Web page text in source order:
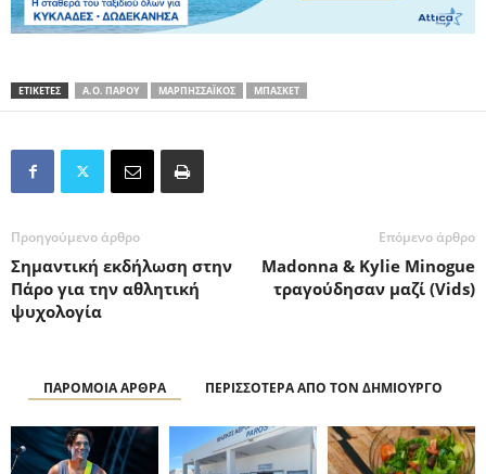
ΕΤΙΚΕΤΕΣ Α.Ο. ΠΑΡΟΥ ΜΑΡΠΗΣΣΑΪΚΟΣ ΜΠΑΣΚΕΤ
Προηγούμενο άρθρο
Σημαντική εκδήλωση στην
Πάρο για την αθλητική
ψυχολογία
Επόμενο άρθρο
Madonna & Kylie Minogue
τραγούδησαν μαζί (Vids)
ΠΑΡΟΜΟΙΑ ΑΡΘΡΑ ΠΕΡΙΣΣΟΤΕΡΑ ΑΠΟ ΤΟΝ ΔΗΜΙΟΥΡΓΟ